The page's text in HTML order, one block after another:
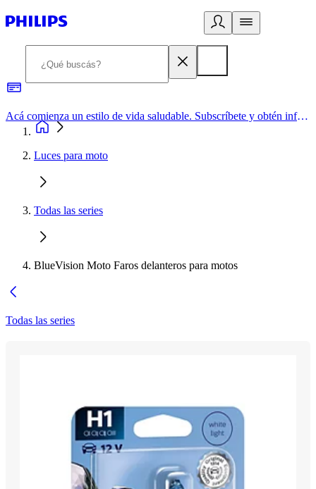
Acá comienza un estilo de vida saludable. Subscríbete y obtén información de primera mano
Luces para moto
Todas las series
BlueVision Moto Faros delanteros para motos
Todas las series